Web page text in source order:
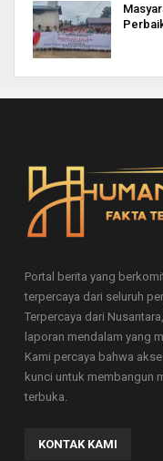
Portal berita yang
terpercaya dari seluruh
Terpercaya dari
laporan mendalam yang
Kami percaya bahwa
kunci untuk membangun
terbuka.
KONTAK KAMI